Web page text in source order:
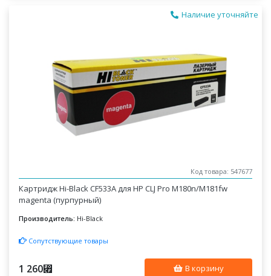
Наличие уточняйте
Код товара: 547677
Картридж Hi-Black CF533A для HP CLJ Pro M180n/M181fw
magenta (пурпурный)
Производитель: Hi-Black
Сопутствующие товары
1 260⃏ В корзину